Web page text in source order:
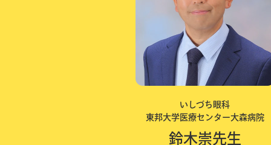
いしづち眼科
東邦大学医療センター大森病院
鈴木崇先生